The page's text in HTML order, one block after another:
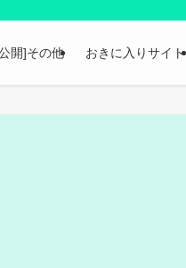
開]その他 おきに入りサイト